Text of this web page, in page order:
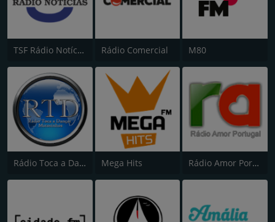
TSF Rádio Notícias Rádio Comercial M80
Rádio Toca a Dançar Mega Hits Rádio Amor Portugal